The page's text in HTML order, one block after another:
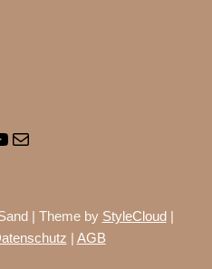
E-Mail
| Theme by StyleCloud|
| AGB